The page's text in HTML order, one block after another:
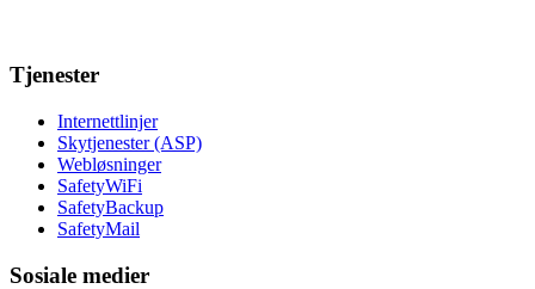
Tjenester
Internettlinjer
Skytjenester (ASP)
Webløsninger
SafetyWiFi
SafetyBackup
SafetyMail
Sosiale medier